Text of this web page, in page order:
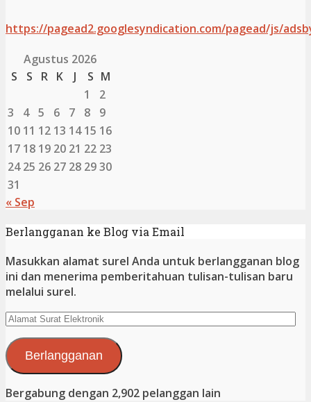
https://pagead2.googlesyndication.com/pagead/js/
Agustus 2026
S
S R K J S M
1
2
3
4 5 6 7 8
9
10 11 12 13 14 15 16
17 18 19 20 21 22 23
24 25 26 27 28 2930
31
« Sep
Berlangganan ke Blog via Email
Masukkan alamat surel Anda untuk berlangganan blog
ini dan menerima pemberitahuan tulisan-tulisan baru
melalui surel.
Alamat
Elektronik
Berlangganan
Bergabung dengan 2,902 pelanggan lain